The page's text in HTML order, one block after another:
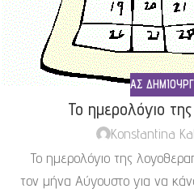
ΑΣ
Το ημερολόγιο
Konstantina
Το ημερολόγιο της
τον μήνα Αύγουστο για να